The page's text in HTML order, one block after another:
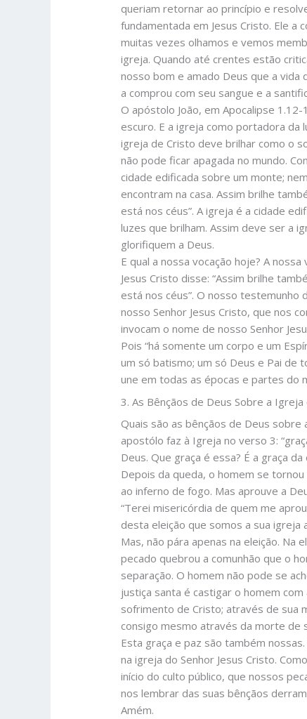
queriam retornar ao princípio e
fundamentada em Jesus Cristo. Ele a
muitas vezes olhamos e vemos
igreja. Quando até crentes estão
nosso bom e amado Deus que a vida
a comprou com seu sangue e a
O apóstolo João, em Apocalipse
escuro. E a igreja como portadora da
igreja de Cristo deve brilhar como o
não pode ficar apagada no mundo.
cidade edificada sobre um monte;
encontram na casa. Assim brilhe
está nos céus”. A igreja é a cidade
luzes que brilham. Assim deve ser a
glorifiquem a Deus.
E qual a nossa vocação hoje? A
Jesus Cristo disse: “Assim brilhe
está nos céus”. O nosso testemunho
nosso Senhor Jesus Cristo, que nos
invocam o nome de nosso Senhor
Pois “há somente um corpo e um
um só batismo; um só Deus e Pai de
une em todas as épocas e partes do
3. As Bênçãos de Deus Sobre a Igreja
Quais são as bênçãos de Deus sobre
apostólo faz à Igreja no verso 3:
Deus. Que graça é essa? É a graça
Depois da queda, o homem se
ao inferno de fogo. Mas aprouve a
“Terei misericórdia de quem me
desta eleição que somos a sua igreja
Mas, não pára apenas na eleição. Na
pecado quebrou a comunhão que o
separação. O homem não pode se
justiça santa é castigar o homem
sofrimento de Cristo; através de sua
consigo mesmo através da morte de
Esta graça e paz são também
na igreja do Senhor Jesus Cristo.
início do culto público, que nossos
nos lembrar das suas bênçãos
Amém.